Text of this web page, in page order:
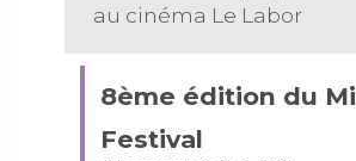
au cinéma Le Labor
8ème édition du
Festival